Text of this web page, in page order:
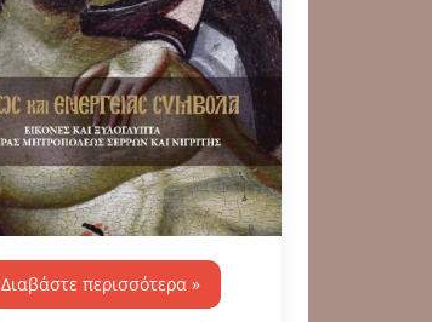
Διαβάστε περισσότερα »